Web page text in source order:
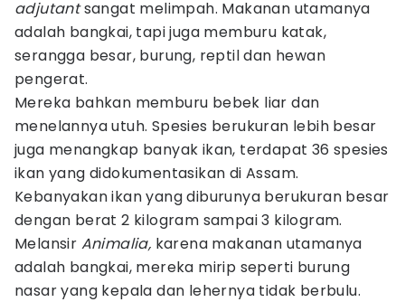
adjutantsangat melimpah. Makanan utamanya
adalah bangkai, tapi juga memburu katak,
serangga besar, burung, reptil dan hewan
pengerat.
Mereka bahkan memburu bebek liar dan
menelannya utuh. Spesies berukuran lebih besar
juga menangkap banyak ikan, terdapat 36 spesies
ikan yang didokumentasikan di Assam.
Kebanyakan ikan yang diburunya berukuran besar
dengan berat 2 kilogram sampai 3 kilogram.
Melansir Animalia, karena makanan utamanya
adalah bangkai, mereka mirip seperti burung
nasar yang kepala dan lehernya tidak berbulu.